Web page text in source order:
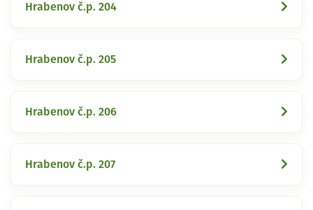
Hrabenov č.p. 204
Hrabenov č.p. 205
Hrabenov č.p. 206
Hrabenov č.p. 207